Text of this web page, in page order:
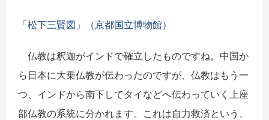
「松下三賢図」（京都国立博物館）
仏教は釈迦がインドで確立したものですね。中国か
ら日本に大乗仏教が伝わったのですが、仏教はもう一
つ、インドから南下してタイなどへ伝わっていく上座
部仏教の系統に分かれます。これは自力救済という、